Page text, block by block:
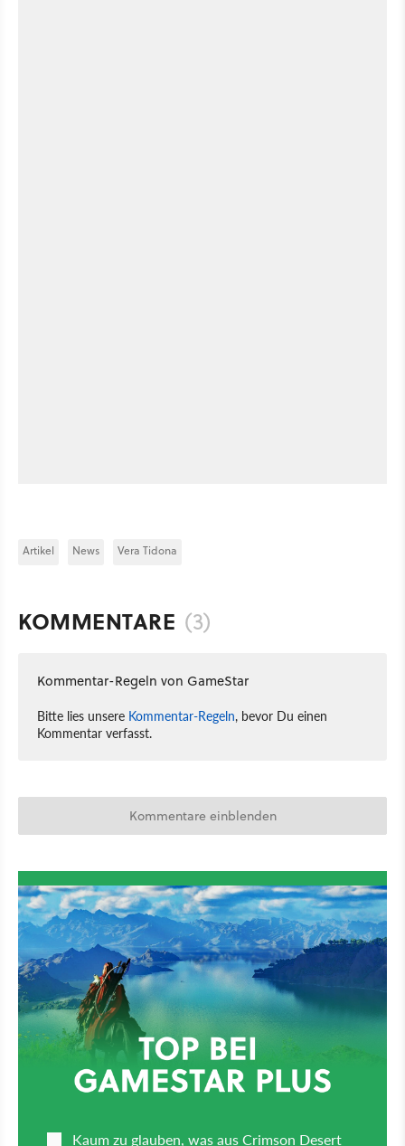
Artikel News Vera Tidona
KOMMENTARE (3)
Kommentar-Regeln von GameStar
Bitte lies unsere Kommentar-Regeln, bevor Du einen
Kommentar verfasst.
Kommentare einblenden